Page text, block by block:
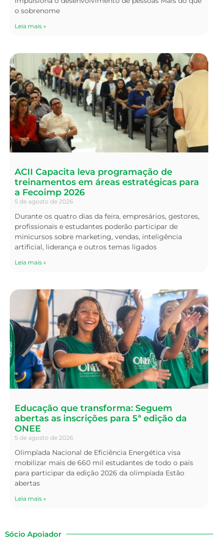
o sobrenome
Leia mais »
ACII Capacita leva programação de
treinamentos em áreas estratégicas para
a Fecoimp 2026
5 de agosto de 2026
Durante os quatro dias da feira, empresários, gestores,
profissionais e estudantes poderão participar de
minicursos sobre marketing, vendas, inteligência
artificial, liderança e outros temas ligados
Leia mais »
Educação que transforma: Seguem
abertas as inscrições para 5ª edição da
ONEE
5 de agosto de 2026
Olimpíada Nacional de Eficiência Energética visa
mobilizar mais de 660 mil estudantes de todo o país
para participar da edição 2026 da olimpíada Estão
abertas
Leia mais »
Sócio Apoiador